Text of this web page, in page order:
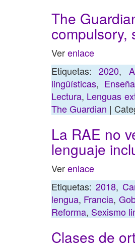
The
compulsory,
Verenlace
Etiquetas:2020,
lingüísticas,
Lectura, Lenguas
The Guardian |
La RAE no
lenguaje
Verenlace
Etiquetas:2018,
lengua, Francia,
Reforma, Sexismo
Clases de